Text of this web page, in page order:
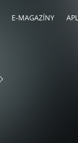
E-MAGAZÍNY